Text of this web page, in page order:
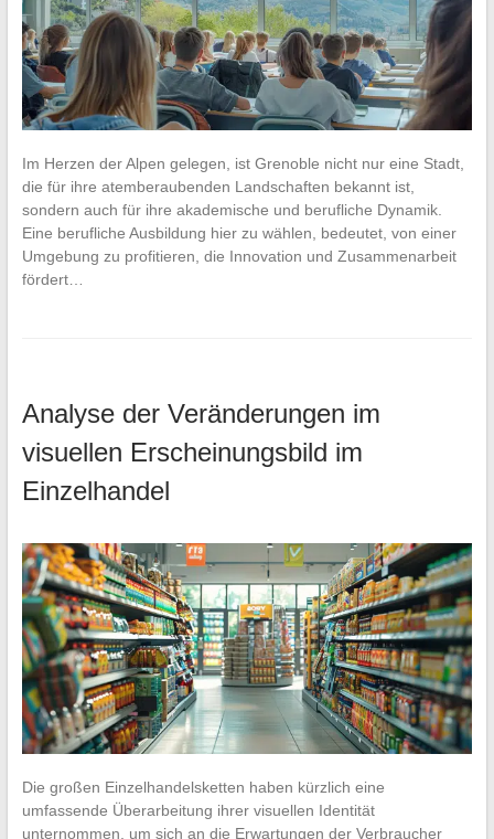
Im Herzen der Alpen gelegen, ist Grenoble nicht nur eine Stadt,
die für ihre atemberaubenden Landschaften bekannt ist,
sondern auch für ihre akademische und berufliche Dynamik.
Eine berufliche Ausbildung hier zu wählen, bedeutet, von einer
Umgebung zu profitieren, die Innovation und Zusammenarbeit
fördert…
Analyse der Veränderungen im
visuellen Erscheinungsbild im
Einzelhandel
Die großen Einzelhandelsketten haben kürzlich eine
umfassende Überarbeitung ihrer visuellen Identität
unternommen, um sich an die Erwartungen der Verbraucher